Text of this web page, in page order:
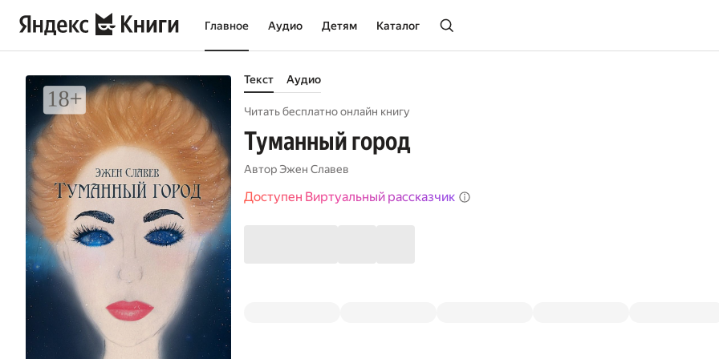
Главное Аудио Детям Каталог
Текст Аудио
Читать бесплатно онлайн книгу
Туманный город
АвторЭжен Славев
Доступен Виртуальный рассказчик